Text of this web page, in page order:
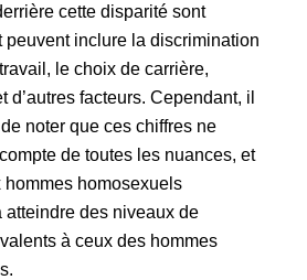
cette disparité sont
peuvent inclure la discrimination
le choix de carrière,
d’autres facteurs. Cependant, il
noter que ces chiffres ne
de toutes les nuances, et
hommes homosexuels
atteindre des niveaux de
à ceux des hommes